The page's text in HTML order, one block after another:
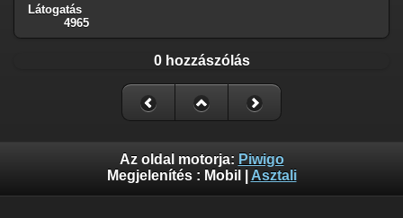
Látogatás
4965
0 hozzászólás
Az oldal motorja: Piwigo
Megjelenítés : Mobil Asztali